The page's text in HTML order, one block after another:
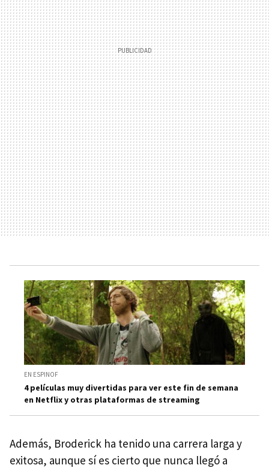
EN ESPINOF
4 películas muy divertidas para ver este fin de semana
en Netflix y otras plataformas de streaming
Además, Broderick ha tenido una carrera larga y
exitosa, aunque sí es cierto que nunca llegó a